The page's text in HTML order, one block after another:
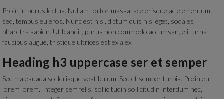
Proin in purus lectus. Nullam tortor massa, scelerisque ac elementum
sed, tempus eu eros. Nunc est nisl, dictum quis nisi eget, sodales
pharetra sapien. Ut blandit, purus non commodo accumsan, elit urna
faucibus augue, tristique ultrices est ex a ex.
Heading h3 uppercase ser et semper
Sed malesuada scelerisque vestibulum. Sed et semper turpis. Proin eu
lorem lorem. Integer sem felis, sollicitudin sollicitudin interdum nec,